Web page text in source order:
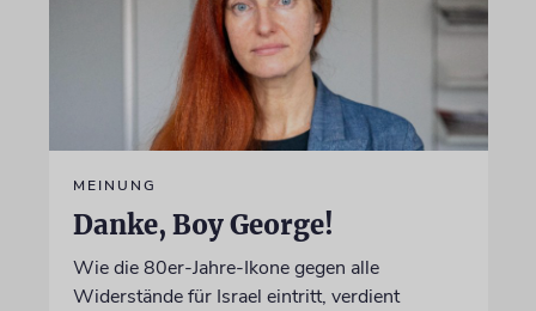
MEINUNG
Danke, Boy George!
Wie die 80er-Jahre-Ikone gegen alle
Widerstände für Israel eintritt, verdient